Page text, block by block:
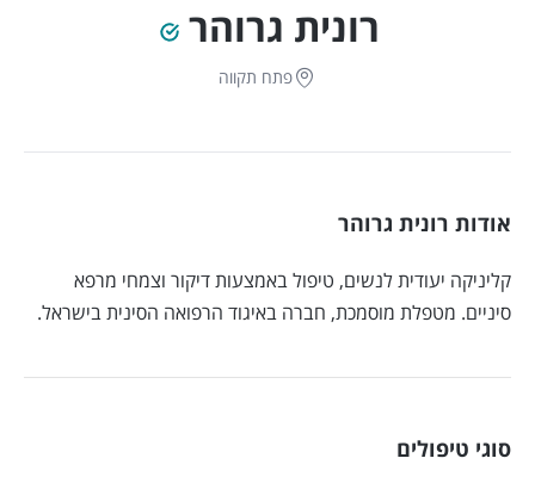
רונית גרוהר
פתח תקווה
אודות רונית גרוהר
קליניקה יעודית לנשים, טיפול באמצעות דיקור וצמחי מרפא
סיניים. מטפלת מוסמכת, חברה באיגוד הרפואה הסינית בישראל.
סוגי טיפולים